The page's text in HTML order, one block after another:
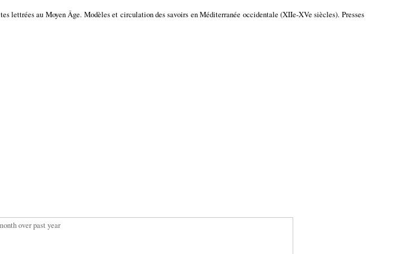
lettrées au Moyen Âge. Modèles et circulation des savoirs en Méditerranée occidentale (XIIe-XVe siècles). Presses
over past year